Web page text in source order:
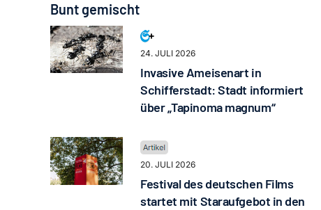
Bunt gemischt
24. JULI 2026
Invasive Ameisenart in
Schifferstadt: Stadt informiert
über „Tapinoma magnum“
20. JULI 2026
Festival des deutschen Films
startet mit Staraufgebot in den